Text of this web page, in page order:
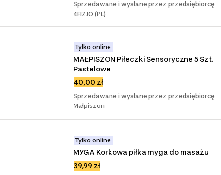
Sprzedawane i wysłane przez przedsiębiorcę
4FIZJO (PL)
Tylko online
MAŁPISZON Piłeczki Sensoryczne 5 Szt.
Pastelowe
40,00 zł
Sprzedawane i wysłane przez przedsiębiorcę
Małpiszon
Tylko online
MYGA Korkowa piłka myga do masażu
39,99 zł